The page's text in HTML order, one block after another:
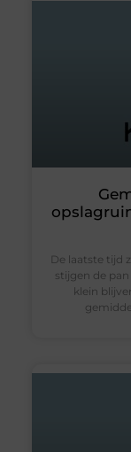
De laatste tijd
stijgen de
klein